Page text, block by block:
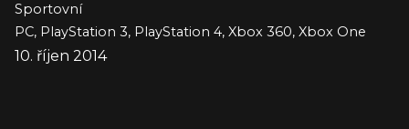
Sportovní
PC, PlayStation 3, PlayStation 4, Xbox 360, Xbox One
10. říjen 2014